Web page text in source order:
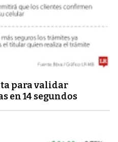
para validar
en 14 segundos